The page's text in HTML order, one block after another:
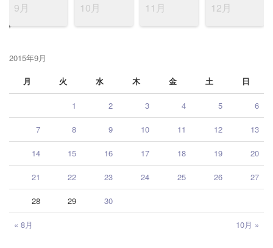
9月 10月 11月 12月
2015年9月
月
火 水 木 金 土 日
« 8月 10月 »
1 2 3 4 5 6
7 8 9 10 11 12 13
14 15 16 17 18 19 20
21 22 23 24 25 26 27
28 29 30